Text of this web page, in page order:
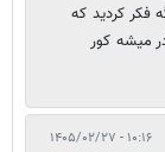
فکر کردید که
میشه کور
۱۰:۱۶ - ۱۴۰۵/۰۲/۲۷